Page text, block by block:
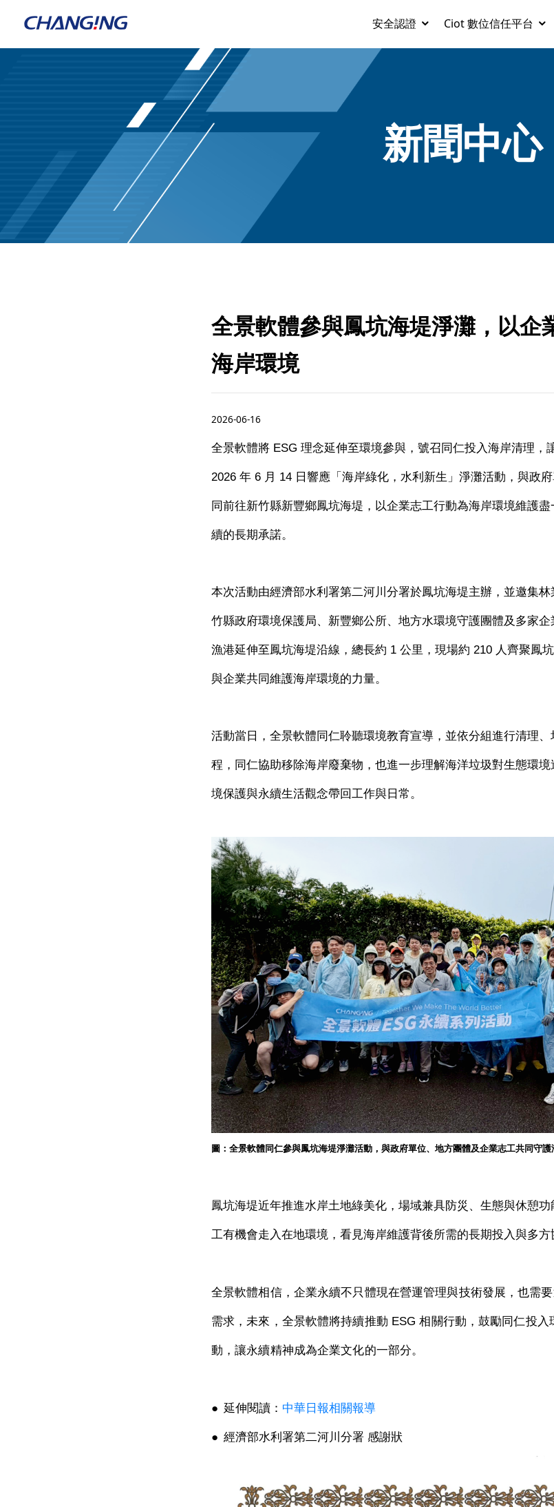
安全認證 Ciot 數位信任平台
新聞中心
全景軟體參與鳳坑海堤淨灘，以企
海岸環境
2026-06-16
全景軟體將 ESG 理念延伸至環境參與，號召同仁投入海岸清理，
2026 年 6 月 14 日響應「海岸綠化，水利新生」淨灘活動，與政
同前往新竹縣新豐鄉鳳坑海堤，以企業志工行動為海岸環境維護
續的長期承諾。
本次活動由經濟部水利署第二河川分署於鳳坑海堤主辦，並邀集
竹縣政府環境保護局、新豐鄉公所、地方水環境守護團體及多家
漁港延伸至鳳坑海堤沿線，總長約 1 公里，現場約 210 人齊聚鳳
與企業共同維護海岸環境的力量。
活動當日，全景軟體同仁聆聽環境教育宣導，並依分組進行清理
程，同仁協助移除海岸廢棄物，也進一步理解海洋垃圾對生態環
境保護與永續生活觀念帶回工作與日常。
圖：全景軟體同仁參與鳳坑海堤淨灘活動，與政府單位、地方團體及企業志工共同守護
鳳坑海堤近年推進水岸土地綠美化，場域兼具防災、生態與休憩
工有機會走入在地環境，看見海岸維護背後所需的長期投入與多方
全景軟體相信，企業永續不只體現在營運管理與技術發展，也需
需求，未來，全景軟體將持續推動 ESG相關行動，鼓勵同仁投
動，讓永續精神成為企業文化的一部分。
● 延伸閱讀： 中華日報相關報導
● 經濟部水利署第二河川分署 感謝狀